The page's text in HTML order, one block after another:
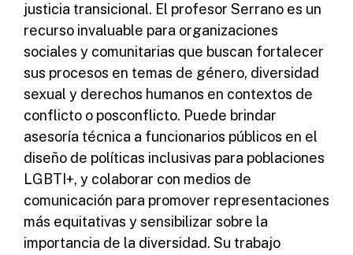
justicia transicional. El profesor Serrano es un
recurso invaluable para organizaciones
sociales y comunitarias que buscan fortalecer
sus procesos en temas de género, diversidad
sexual y derechos humanos en contextos de
conflicto o posconflicto. Puede brindar
asesoría técnica a funcionarios públicos en el
diseño de políticas inclusivas para poblaciones
LGBTI+, y colaborar con medios de
comunicación para promover representaciones
más equitativas y sensibilizar sobre la
importancia de la diversidad. Su trabajo